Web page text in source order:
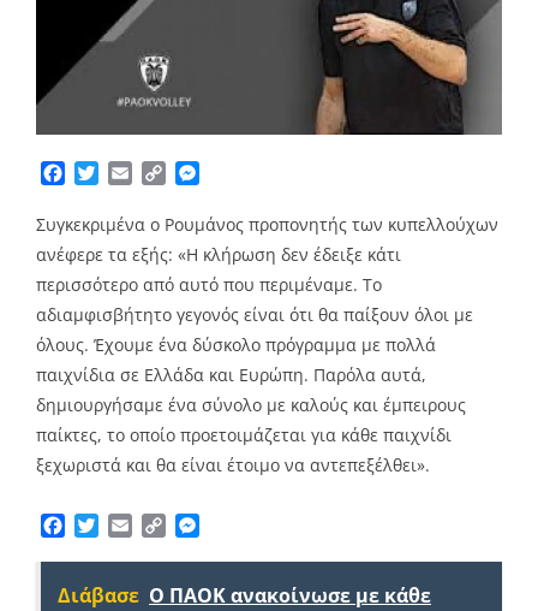
Facebook
TwitterEmailCopy
Συγκεκριμένα ο Ρουμάνος προπονητής των κυπελλούχων
ανέφερε τα εξής: «Η κλήρωση δεν έδειξε κάτι
περισσότερο από αυτό που περιμέναμε. Το
αδιαμφισβήτητο γεγονός είναι ότι θα παίξουν όλοι με
όλους. Έχουμε ένα δύσκολο πρόγραμμα με πολλά
παιχνίδια σε Ελλάδα και Ευρώπη. Παρόλα αυτά,
δημιουργήσαμε ένα σύνολο με καλούς και έμπειρους
παίκτες, το οποίο προετοιμάζεται για κάθε παιχνίδι
ξεχωριστά και θα είναι έτοιμο να αντεπεξέλθει».
Facebook
TwitterEmailCopy
Διάβασε Ο ΠΑΟΚ ανακοίνωσε με κάθε